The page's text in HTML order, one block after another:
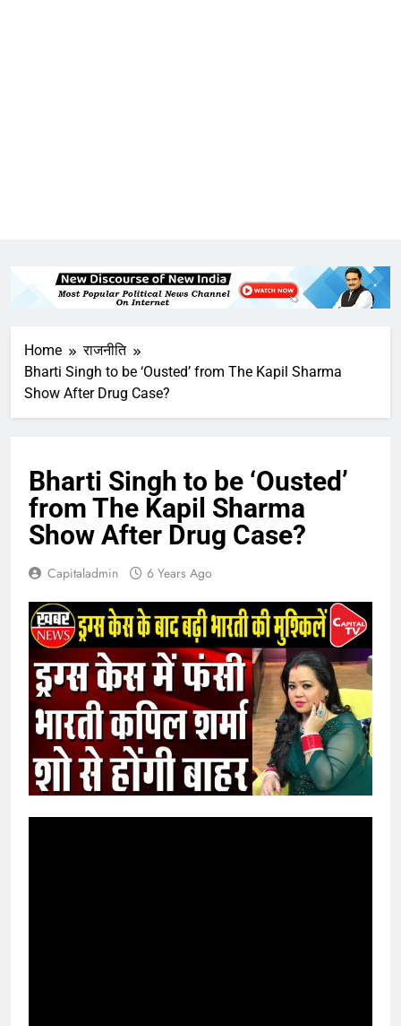
Home
राजनीति
Bharti Singh to be ‘Ousted’ from The Kapil Sharma
Show After Drug Case?
Bharti Singh to be ‘Ousted’
from The Kapil Sharma
Show After Drug Case?
Capitaladmin 6 Years Ago